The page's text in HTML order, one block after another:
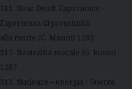
311. Near Death Experience –
Esperienza di prossimità
alla morte (C. Manni) 1283
312. Neutralità morale (G. Russo)
1287
313. Nucleare – energia / Guerra